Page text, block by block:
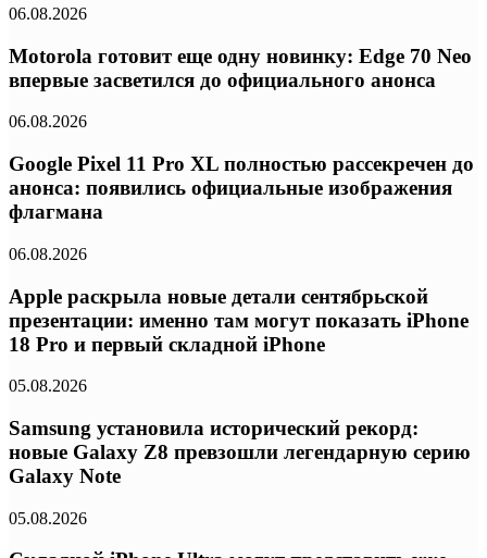
06.08.2026
Motorola готовит еще одну новинку: Edge 70 Neo
впервые засветился до официального анонса
06.08.2026
Google Pixel 11 Pro XL полностью рассекречен до
анонса: появились официальные изображения
флагмана
06.08.2026
Apple раскрыла новые детали сентябрьской
презентации: именно там могут показать iPhone
18 Pro и первый складной iPhone
05.08.2026
Samsung установила исторический рекорд:
новые Galaxy Z8 превзошли легендарную серию
Galaxy Note
05.08.2026